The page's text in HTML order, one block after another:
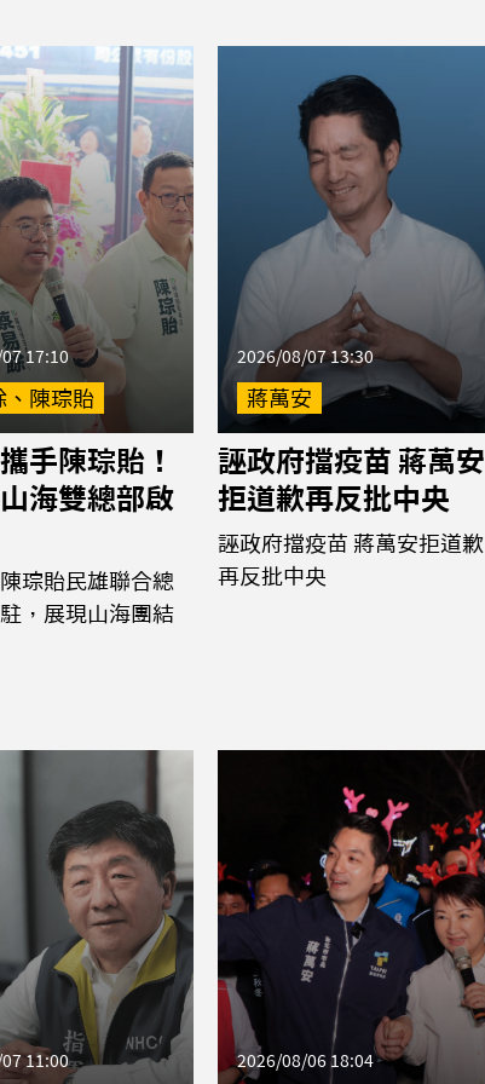
17:10
、陳琮貽
手陳琮貽！
海雙總部啟
琮貽民雄聯合總
，展現山海團結
2026/08/07 13:30
蔣萬安
誣政府擋疫苗 蔣萬安
拒道歉再反批中央
誣政府擋疫苗 蔣萬安拒道歉
再反批中央
11:00 2026/08/06 18:04